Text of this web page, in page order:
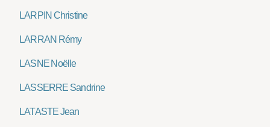
LARPIN Christine
LARRAN Rémy
LASNE Noëlle
LASSERRE Sandrine
LATASTE Jean